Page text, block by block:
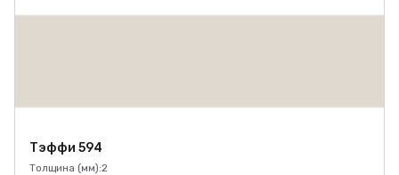
Тэффи 594
Толщина (мм):2